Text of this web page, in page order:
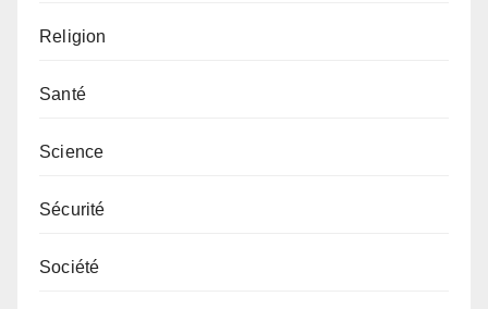
Religion
Santé
Science
Sécurité
Société